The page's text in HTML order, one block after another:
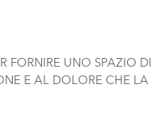
FORNIRE UNO SPAZIO DI
E AL DOLORE CHE LA